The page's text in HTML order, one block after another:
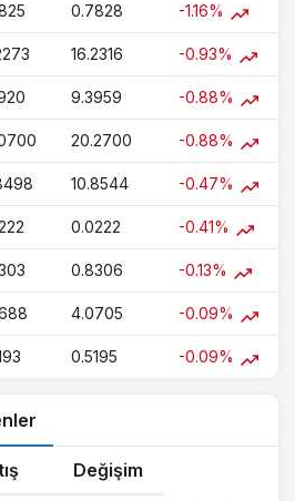
0.7828 -1.16%
16.2316 -0.93%
9.3959 -0.88%
20.2700 -0.88%
10.8544 -0.47%
0.0222 -0.41%
0.8306 -0.13%
4.0705 -0.09%
0.5195 -0.09%
Değişim